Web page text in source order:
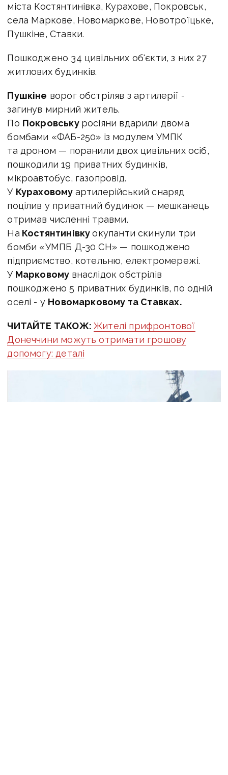
міста Костянтинівка, Курахове, Покровськ,
села Маркове, Новомаркове, Новотроїцьке,
Пушкіне, Ставки.
Пошкоджено 34 цивільних об'єкти, з них 27
житлових будинків.
Пушкіне ворог обстріляв з артилерії -
загинув мирний житель.
По Покровську росіяни вдарили двома
бомбами «ФАБ-250» із модулем УМПК
та дроном — поранили двох цивільних осіб,
пошкодили 19 приватних будинків,
мікроавтобус, газопровід.
У Кураховому артилерійський снаряд
поцілив у приватний будинок — мешканець
отримав численні травми.
На Костянтинівкуокупанти скинули три
бомби «УМПБ Д-30 СН» — пошкоджено
підприємство, котельню, електромережі.
У Марковому внаслідок обстрілів
пошкоджено 5 приватних будинків, по одній
оселі - у Новомарковому та Ставках.
ЧИТАЙТЕ ТАКОЖ:Жителі прифронтової
Донеччини можуть отримати грошову
допомогу: деталі